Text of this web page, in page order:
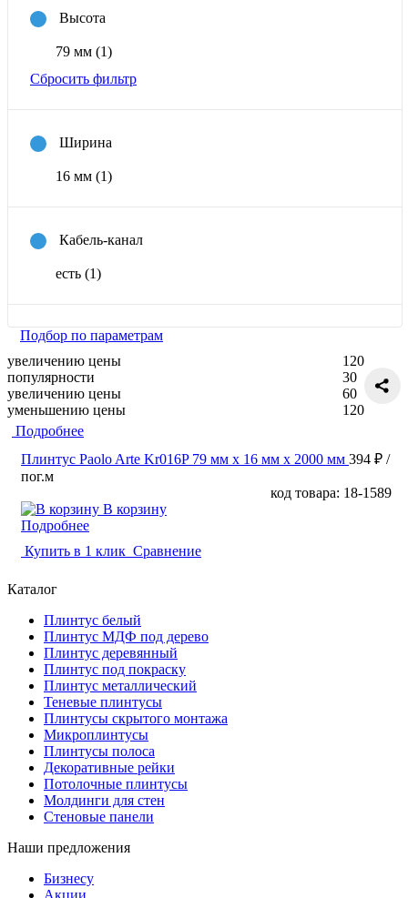
Высота
79 мм (1)
Сбросить фильтр
Ширина
16 мм (1)
Кабель-канал
есть (1)
Подбор по параметрам
увеличению цены
популярности
увеличению цены
уменьшению цены
120
30
60
120
Подробнее
Плинтус Paolo Arte Kr016P 79 мм х 16 мм х 2000 мм 394 ₽ /
пог.м
код товара: 18-1589
В корзину
Подробнее
Купить в 1 клик Сравнение
Каталог
Плинтус белый
Плинтус МДФ под дерево
Плинтус деревянный
Плинтус под покраску
Плинтус металлический
Теневые плинтусы
Плинтусы скрытого монтажа
Микроплинтусы
Плинтусы полоса
Декоративные рейки
Потолочные плинтусы
Молдинги для стен
Стеновые панели
Наши предложения
Бизнесу